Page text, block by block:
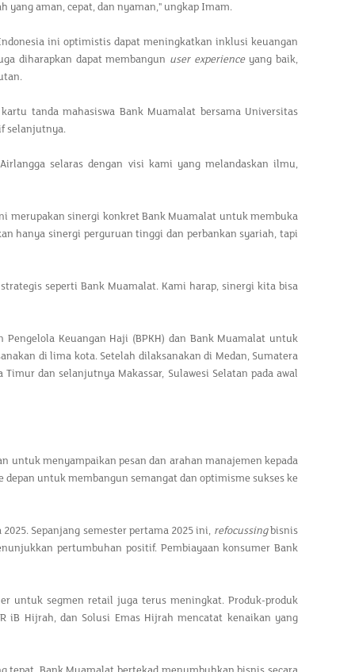
yang aman, cepat, dan nyaman," ungkap Imam.
ini optimistis dapat meningkatkan inklusi keuangan
diharapkan dapat membangun user experienceyang baik,
tanda mahasiswa Bank Muamalat bersama Universitas
selanjutnya.
selaras dengan visi kami yang melandaskan ilmu,
merupakan sinergi konkret Bank Muamalat untuk membuka
hanya sinergi perguruan tinggi dan perbankan syariah, tapi
seperti Bank Muamalat. Kami harap, sinergi kita bisa
Pengelola Keuangan Haji (BPKH) dan Bank Muamalat untuk
di lima kota. Setelah dilaksanakan di Medan, Sumatera
dan selanjutnya Makassar, Sulawesi Selatan pada awal
untuk menyampaikan pesan dan arahan manajemen kepada
untuk membangun semangat dan optimisme sukses ke
Sepanjang semester pertama 2025 ini, refocussingbisnis
pertumbuhan positif. Pembiayaan konsumer Bank
untuk segmen retail juga terus meningkat. Produk-produk
iB Hijrah, dan Solusi Emas Hijrah mencatat kenaikan yang